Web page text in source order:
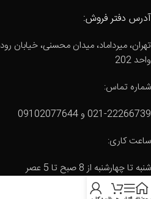
آدرس دفتر فروش:
واحد 202
شماره تماس:
021-22266739 و 09102077644
ساعت کاری:
شنبه تا چهارشنبه از 8 صبح تا 5 عصر